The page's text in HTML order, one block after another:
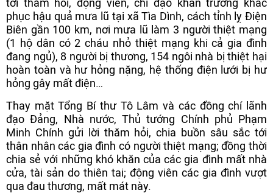
tới thăm hỏi, động viên, chỉ đạo khẩn trương khắc
phục hậu quả mưa lũ tại xã Tìa Dình, cách tỉnh lỵ Điện
Biên gần 100 km, nơi mưa lũ làm 3 người thiệt mạng
(1 hộ dân có 2 cháu nhỏ thiệt mạng khi cả gia đình
đang ngủ), 8 người bị thương, 154 ngôi nhà bị thiệt hại
hoàn toàn và hư hỏng nặng, hệ thống điện lưới bị hư
hỏng gây mất điện…
Thay mặt Tổng Bí thư Tô Lâm và các đồng chí lãnh
đạo Đảng, Nhà nước, Thủ tướng Chính phủ Phạm
Minh Chính gửi lời thăm hỏi, chia buồn sâu sắc tới
thân nhân các gia đình có người thiệt mạng; đồng thời
chia sẻ với những khó khăn của các gia đình mất nhà
cửa, tài sản do thiên tai; động viên các gia đình vượt
qua đau thương, mất mát này.